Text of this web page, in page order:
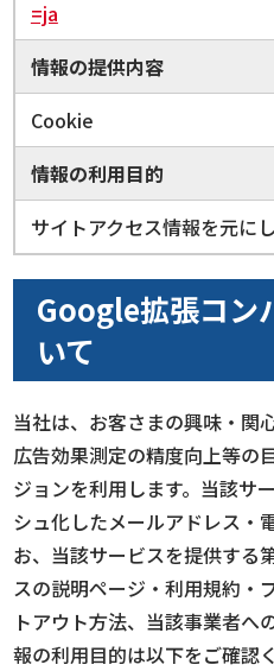
=ja
情報の提供内容
Cookie
情報の利用目的
サイトアクセス情報を元に
Google拡張コン
いて
当社は、お客さまの興味・関
広告効果測定の精度向上等の
ジョンを利用します。当該サ
シュ化したメールアドレス・
お、当該サービスを提供する
スの説明ページ・利用規約・
トアウト方法、当該事業者へ
報の利用目的は以下をご確認